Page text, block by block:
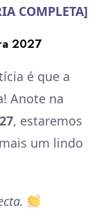
COMPLETA]
2027
é que a
Anote na
, estaremos
um lindo